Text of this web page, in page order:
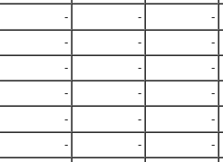
- -
-
- -
-
- -
-
- -
-
- -
-
- -
-